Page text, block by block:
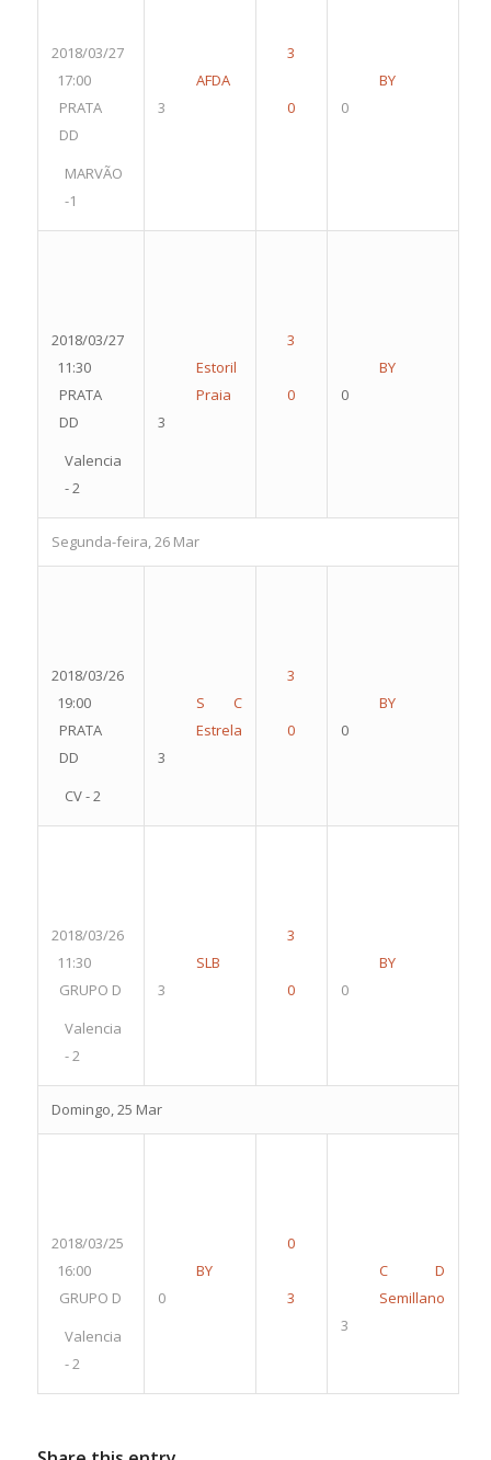
2018/03/27
17:00
PRATA
DD
MARVÃO
-1
AFDA
3
BY
0
2018/03/27
11:30
PRATA
DD
Valencia
- 2
Estoril
Praia
3
BY
0
Segunda-feira, 26 Mar
2018/03/26
19:00
PRATA
DD
CV - 2
S C
Estrela
3
BY
0
2018/03/26
11:30
GRUPO D
Valencia
- 2
SLB
3
BY
0
Domingo, 25 Mar
2018/03/25
16:00
GRUPO D
Valencia
- 2
BY
0
C D
Semillano
3